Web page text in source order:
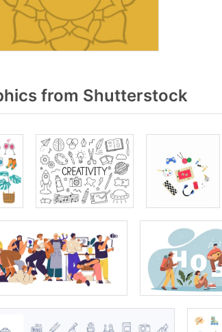
from Shutterstock